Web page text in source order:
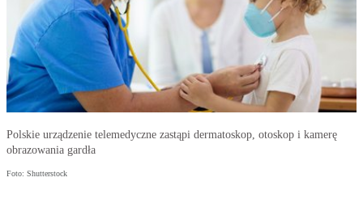
Polskie urządzenie telemedyczne zastąpi dermatoskop, otoskop i kamerę
obrazowania gardła
Foto: Shutterstock